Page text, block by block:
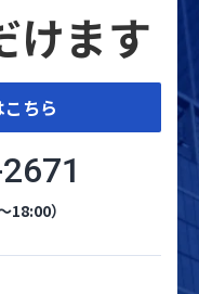
けます
ちら
18:00）